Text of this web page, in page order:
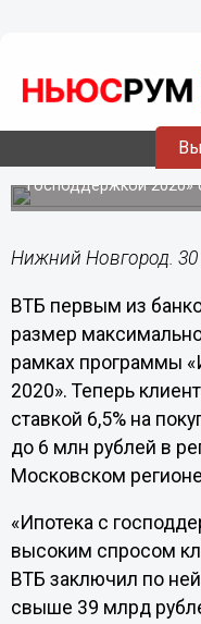
ВТБ
ипотеки со
Банк увеличивает
суммы кредита в
господдержкой 2020»
Нижний Новгород.
ВТБ первым из
размер
рамках программы
2020». Теперь
ставкой 6,5% на
до 6 млн рублей в
Московском
«Ипотека с
высоким спросом
ВТБ заключил по
свыше 39 млрд